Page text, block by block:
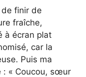
finir de
fraîche,
à écran plat
car la
Puis ma
: « Coucou, sœur